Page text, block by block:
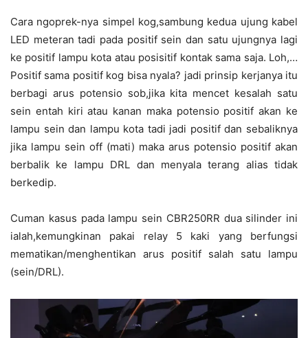
Cara ngoprek-nya simpel kog,sambung kedua ujung kabel
LED meteran tadi pada positif sein dan satu ujungnya lagi
ke positif lampu kota atau posisitif kontak sama saja. Loh,…
Positif sama positif kog bisa nyala? jadi prinsip kerjanya itu
berbagi arus potensio sob,jika kita mencet kesalah satu
sein entah kiri atau kanan maka potensio positif akan ke
lampu sein dan lampu kota tadi jadi positif dan sebaliknya
jika lampu sein off (mati) maka arus potensio positif akan
berbalik ke lampu DRL dan menyala terang alias tidak
berkedip.
Cuman kasus pada lampu sein CBR250RR dua silinder ini
ialah,kemungkinan pakai relay 5 kaki yang berfungsi
mematikan/menghentikan arus positif salah satu lampu
(sein/DRL).